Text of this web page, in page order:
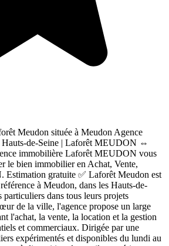
Meudon située à Meudon Agence
de-Seine | Laforêt MEUDON ⇔
immobilière Laforêt MEUDON vous
le bien immobilier en Achat, Vente,
gratuite ✅ Laforêt Meudon est
à Meudon, dans les Hauts-de-
particuliers dans tous leurs projets
de la ville, l'agence propose un large
l'achat, la vente, la location et la gestion
et commerciaux. Dirigée par une
expérimentés et disponibles du lundi au